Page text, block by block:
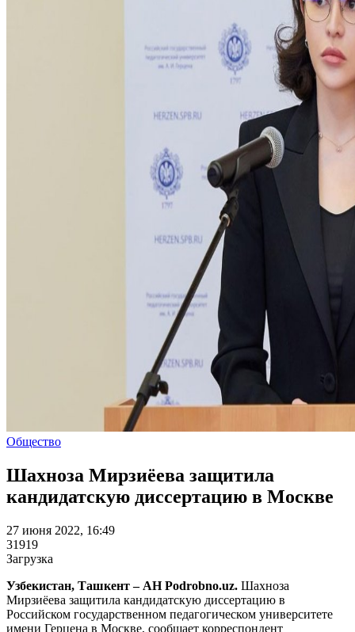
Общество
Шахноза Мирзиёева защитила
кандидатскую диссертацию в Москве
27 июня 2022, 16:49
31919
Загрузка
Узбекистан, Ташкент – АН Podrobno.uz. Шахноза
Мирзиёева защитила кандидатскую диссертацию в
Российском государственном педагогическом университете
имени Герцена в Москве, сообщает корреспондент